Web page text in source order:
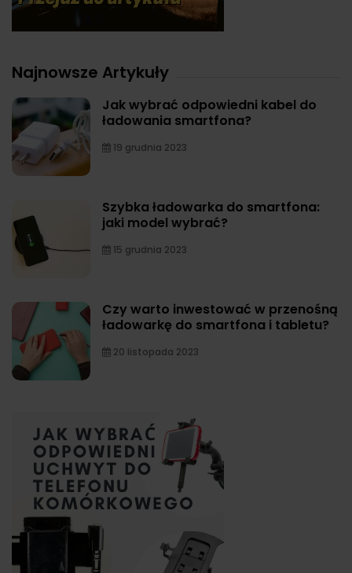
Najnowsze Artykuły
Jak wybrać odpowiedni kabel do
ładowania smartfona?
19 grudnia 2023
Szybka ładowarka do smartfona:
jaki model wybrać?
15 grudnia 2023
Czy warto inwestować w przenośną
ładowarkę do smartfona i tabletu?
20 listopada 2023